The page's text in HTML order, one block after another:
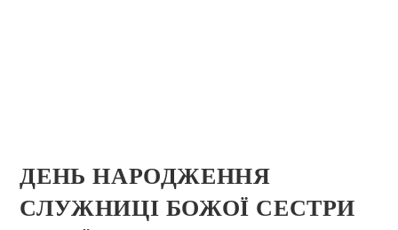
ДЕНЬ НАРОДЖЕННЯ
СЛУЖНИЦІ БОЖОЇ СЕСТРИ